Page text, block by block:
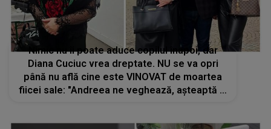
Nimic nu îi poate aduce copilul înapoi, dar
Diana Cuciuc vrea dreptate. NU se va opri
până nu află cine este VINOVAT de moartea
fiicei sale: "Andreea ne veghează, așteaptă și